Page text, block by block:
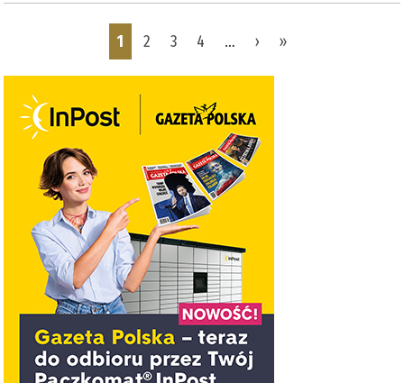
1 2 3 4 … › »